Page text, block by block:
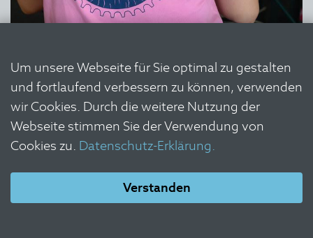
Um unsere Webseite für Sie optimal zu gestalten
und fortlaufend verbessern zu können, verwenden
wir Cookies. Durch die weitere Nutzung der
Webseite stimmen Sie der Verwendung von
Cookies zu. Datenschutz-Erklärung.
Verstanden